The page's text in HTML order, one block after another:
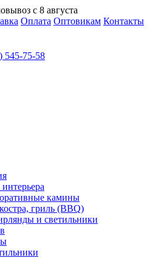
с 8 августа
Оплата Оптовикам Контакты
545-75-58
камины
гриль (BBQ)
и светильники